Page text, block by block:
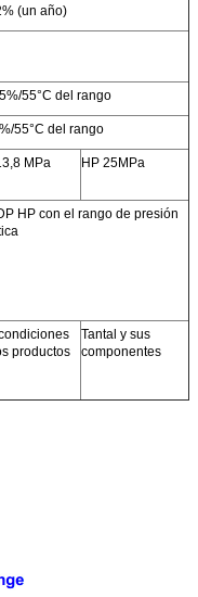
(un año)
55°C del rango
55°C del rango
MPa HP 25MPa
HP con el rango de presión
productos
Tantal y sus
componentes